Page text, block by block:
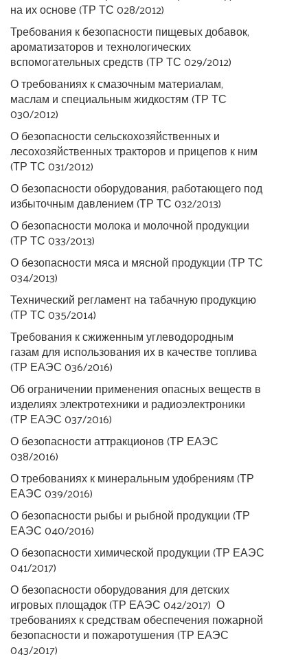
на их основе (ТР ТС 028/2012)
Требования к безопасности пищевых добавок,
ароматизаторов и технологических
вспомогательных средств (ТР ТС 029/2012)
О требованиях к смазочным материалам,
маслам и специальным жидкостям (ТР ТС
030/2012)
О безопасности сельскохозяйственных и
лесохозяйственных тракторов и прицепов к ним
(ТР ТС 031/2012)
О безопасности оборудования, работающего под
избыточным давлением (ТР ТС 032/2013)
О безопасности молока и молочной продукции
(ТР ТС 033/2013)
О безопасности мяса и мясной продукции (ТР ТС
034/2013)
Технический регламент на табачную продукцию
(ТР ТС 035/2014)
Требования к сжиженным углеводородным
газам​ для использования их в качестве топлива
(ТР ЕАЭС 036/2016)
Об ограничении применения опасных веществ в
изделиях электротехники и радиоэлектроники
(ТР ЕАЭС 037/2016)
О безопасности аттракционов (ТР ЕАЭС
038/2016)
О требованиях к минеральным удобрениям (ТР
ЕАЭС 039/2016)
О безопасности рыбы и рыбной продукции (ТР
ЕАЭС 040/2016)
О безопасности химической продукции (ТР ЕАЭС
041/2017)​
О безопасности оборудования для детских
игровых площадок (ТР ЕАЭС 042/2017) ​ О
требованиях к средствам обеспечения пожарной
безопасности и пожаротушения (ТР ЕАЭС
043/2017)​​